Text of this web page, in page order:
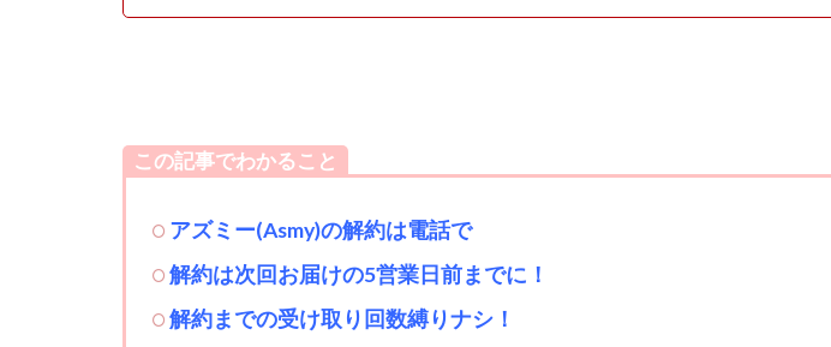
この記事でわかること
アズミー(Asmy)の解約は電話で
解約は次回お届けの5営業日前までに！
解約までの受け取り回数縛りナシ！